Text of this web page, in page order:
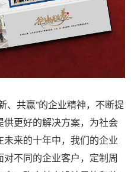
、共赢”的企业精神，不断提
更好的解决方案，为社会
来的十年中，我们的企业
不同的企业客户，定制周